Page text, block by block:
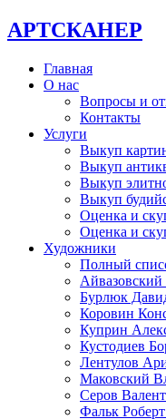
АРТСКАНЕР
Главная
О нас
Вопросы и
Контакты
Услуги
Выкуп
Выкуп
Выкуп
Выкуп
Оценка и
Оценка и
Художники
Полный
Бурлюк
Коровин
Куприн
Кустодиев
Лентулов
Маковский
Серов
Фальк